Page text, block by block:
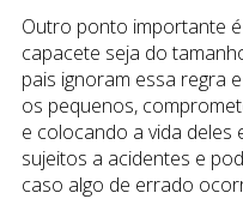
Outro ponto importante
capacete seja do
pais ignoram essa regra
os pequenos,
e colocando a vida deles
sujeitos a acidentes e
caso algo de errado